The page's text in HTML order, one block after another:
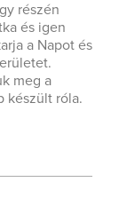
részén
és igen
a Napot és
meg a
készült róla.